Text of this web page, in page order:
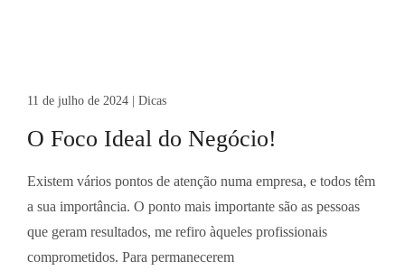
11 de julho de 2024 Dicas
O Foco Ideal do Negócio!
Existem vários pontos de atenção numa empresa, e todos têm
a sua importância. O ponto mais importante são as pessoas
que geram resultados, me refiro àqueles profissionais
comprometidos. Para permanecerem